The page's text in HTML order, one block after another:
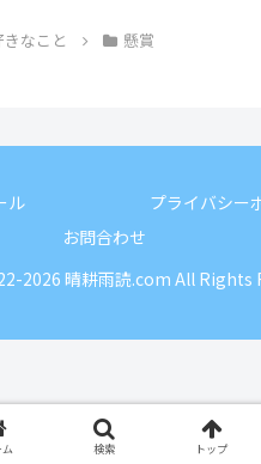
きなこと 懸賞
ル
プライバシー
お問合わせ
2026 晴耕雨読.com All Rights
ム 検索 トップ